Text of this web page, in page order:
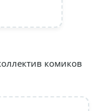
комиков